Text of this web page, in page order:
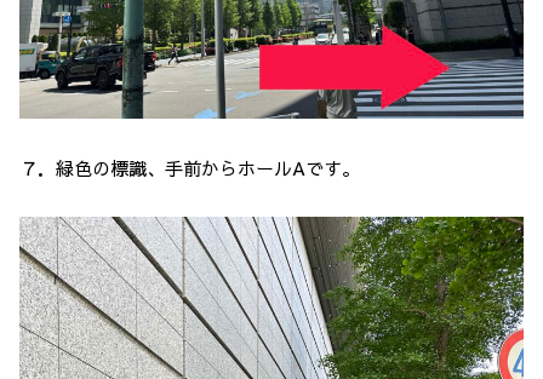
７．緑色の標識、手前からホールAです。